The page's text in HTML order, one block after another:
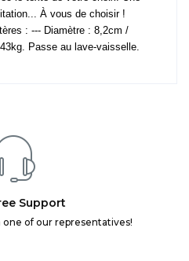
À vous de choisir !
: --- Diamètre : 8,2cm /
Passe au lave-vaisselle.
Support
one of our representatives!